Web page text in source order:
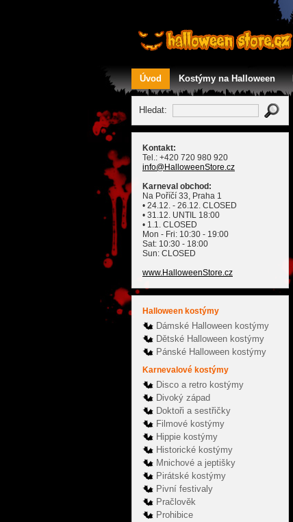
Úvod Kostýmy na Halloween
Kontakt
Hledat:
Kontakt:
Tel.: +420 720 980 920
info@HalloweenStore.cz
Karneval obchod:
Na Poříčí 33, Praha 1
• 24.12. - 26.12. CLOSED
• 31.12. UNTIL 18:00
• 1.1. CLOSED
Mon - Fri: 10:30 - 19:00
Sat: 10:30 - 18:00
Sun: CLOSED
www.HalloweenStore.cz
Halloween kostýmy
Dámské Halloween kostýmy
Dětské Halloween kostýmy
Pánské Halloween kostýmy
Karnevalové kostýmy
Disco a retro kostýmy
Divoký západ
Doktoři a sestřičky
Filmové kostýmy
Hippie kostýmy
Historické kostýmy
Mnichové a jeptišky
Pirátské kostýmy
Pivní festivaly
Pračlověk
Prohibice